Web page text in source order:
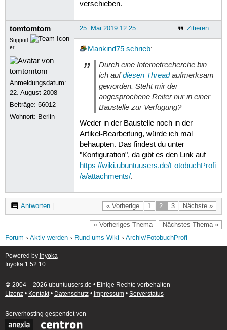
verschieben.
tomtomtom
Support
er
Anmeldungsdatum:
22. August 2008
Beiträge:56012
Wohnort: Berlin
Zitieren
25. Mai 2019 12:25
Mankind75 schrieb:
Durch eine Internetrecherche bin
ich aufdiesen Threadaufmerksam
geworden. Steht mir der
angesprochene Reiter nur in einer
Baustelle zur Verfügung?
Weder in der Baustelle noch in der
Artikel-Bearbeitung, würde ich mal
behaupten. Das findest du unter
"Konfiguration", da gibt es den Link auf
https://wiki.ubuntuusers.de/FotobuchProfi
/a/attachments/.
« Vorherige 1 2 3 Nächste »
Antworten|
« Vorheriges Thema Nächstes Thema »
Forum Aktiv werden Rund ums Wiki Archiv/FotobuchProfi
Powered by Inyoka
Inyoka 1.52.10
🄯 2004 – 2026 ubuntuusers.de • Einige Rechte vorbehalten
Lizenz• Kontakt• Datenschutz• Impressum• Serverstatus
Serverhosting gespendet von